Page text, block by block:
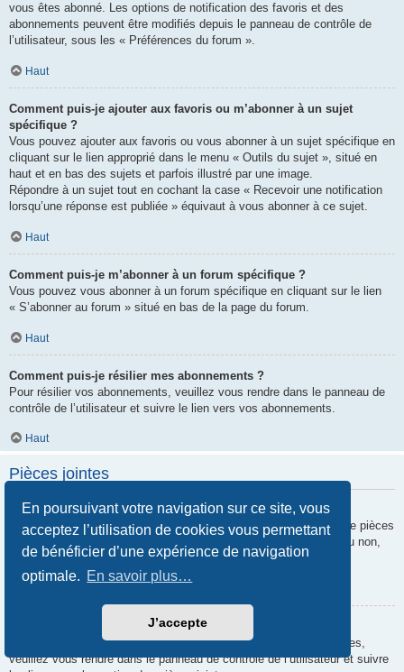
En poursuivant votre navigation sur ce site, vous
acceptez l’utilisation de cookies vous permettant
de bénéficier d’une expérience de navigation
optimale. En savoir plus…
J’accepte
vous êtes abonné. Les options de notification des favoris et des
abonnements peuvent être modifiés depuis le panneau de contrôle de
l’utilisateur, sous les « Préférences du forum ».
Haut
Comment puis-je ajouter aux favoris ou m’abonner à un sujet
spécifique ?
Vous pouvez ajouter aux favoris ou vous abonner à un sujet spécifique en
cliquant sur le lien approprié dans le menu « Outils du sujet », situé en
haut et en bas des sujets et parfois illustré par une image.
Répondre à un sujet tout en cochant la case « Recevoir une notification
lorsqu’une réponse est publiée » équivaut à vous abonner à ce sujet.
Haut
Comment puis-je m’abonner à un forum spécifique ?
Vous pouvez vous abonner à un forum spécifique en cliquant sur le lien
« S’abonner au forum » situé en bas de la page du forum.
Haut
Comment puis-je résilier mes abonnements ?
Pour résilier vos abonnements, veuillez vous rendre dans le panneau de
contrôle de l’utilisateur et suivre le lien vers vos abonnements.
Haut
Pièces jointes
Quelles pièces jointes sont autorisées sur ce forum ?
Chaque administrateur peut autoriser ou interdire certains types de pièces
jointes. Si vous n’êtes pas certain de savoir ce qui est autorisé ou non,
nous vous invitons à contacter un administrateur du forum.
Comment puis-je retrouver toutes mes pièces jointes ?
Pour retrouver la liste des pièces jointes que vous avez transférées,
veuillez vous rendre dans le panneau de contrôle de l’utilisateur et suivre